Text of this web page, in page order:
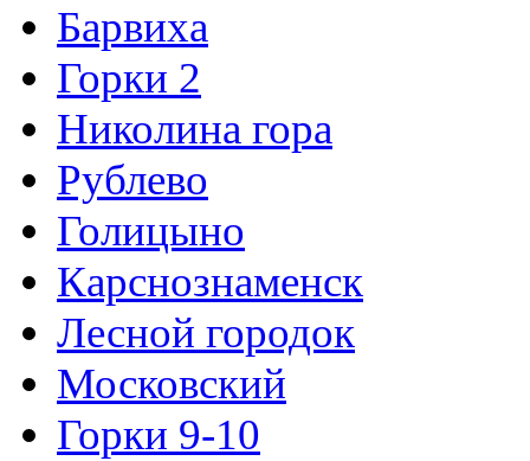
Барвиха
Горки 2
Николина гора
Рублево
Голицыно
Карснознаменск
Лесной городок
Московский
Горки 9-10